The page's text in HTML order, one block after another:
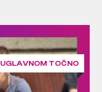
UGLAVNOM TOČNO